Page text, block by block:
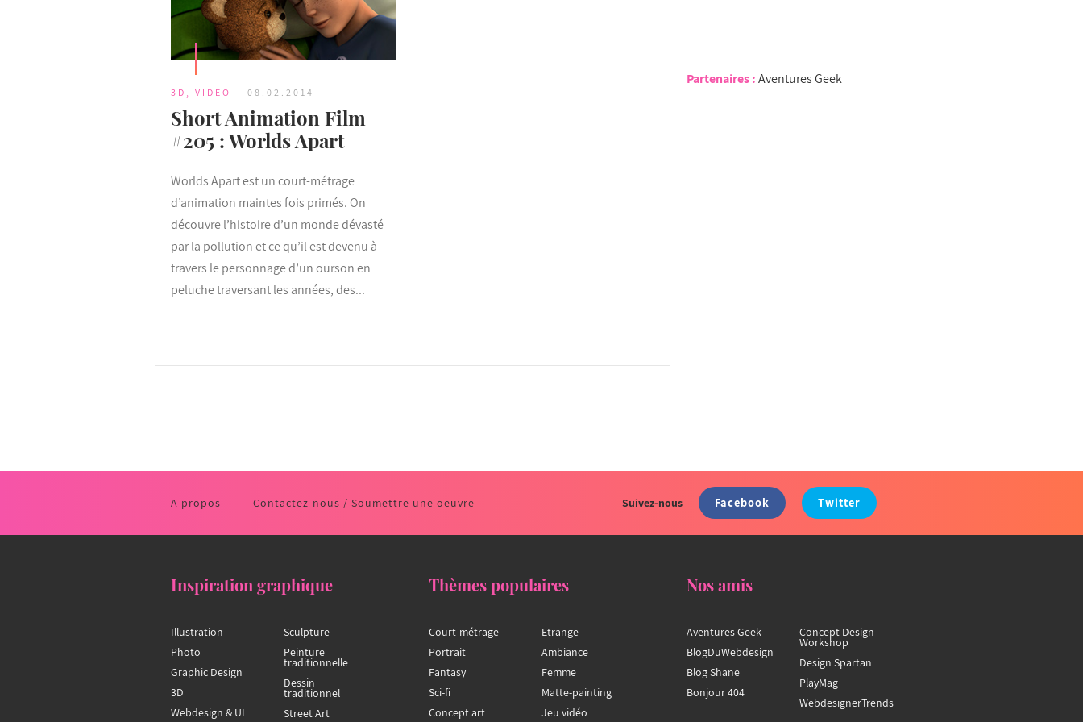
Partenaires :Aventures Geek
3D VIDEO 08.02.2014
Short Animation Film
#205 : Worlds Apart
Worlds Apart est un court-métrage
d’animation maintes fois primés. On
découvre l’histoire d’un monde dévasté
par la pollution et ce qu’il est devenu à
travers le personnage d’un ourson en
peluche traversant les années, des...
A propos Contactez-nous / Soumettre une oeuvre Suivez-nous Facebook Twitter
Inspiration graphique
Illustration
Photo
Graphic Design
3D
Webdesign & UI
Sculpture
Peinture
traditionnelle
Dessin
traditionnel
Street Art
Thèmes populaires
Court-métrage
Portrait
Fantasy
Sci-fi
Concept art
Etrange
Ambiance
Femme
Matte-painting
Jeu vidéo
Nos amis
Aventures Geek
BlogDuWebdesign
Blog Shane
Bonjour 404
Concept Design
Workshop
Design Spartan
PlayMag
WebdesignerTrends